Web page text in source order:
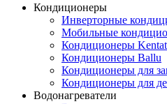
Кондиционеры
Инверторные
Мобильные
Кондиционеры
Кондиционеры Ballu
Кондиционеры для
Кондиционеры для
Водонагреватели